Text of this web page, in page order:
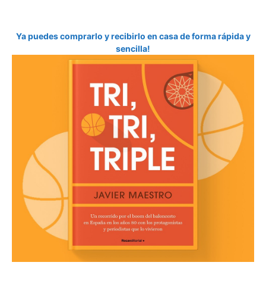
Ya puedes comprarlo y recibirlo en casa de forma rápida y
sencilla!